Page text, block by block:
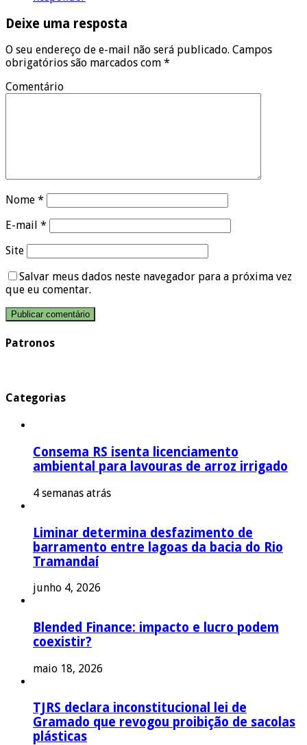
Deixe uma resposta
O seu endereço de e-mail não será publicado. Campos
obrigatórios são marcados com *
Comentário
Nome *
E-mail *
Site
Salvar meus dados neste navegador para a próxima vez
que eu comentar.
Patronos
Categorias
Consema RS isenta licenciamento
ambiental para lavouras de arroz irrigado
4 semanas atrás
Liminar determina desfazimento de
barramento entre lagoas da bacia do Rio
Tramandaí
junho 4, 2026
Blended Finance: impacto e lucro podem
coexistir?
maio 18, 2026
TJRS declara inconstitucional lei de
Gramado que revogou proibição de sacolas
plásticas